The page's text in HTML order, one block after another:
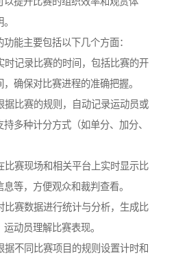
能主要包括以下几个方面：
记录比赛的时间，包括比赛的开
确保对比赛进程的准确把握。
比赛的规则，自动记录运动员或
多种计分方式（如单分、加分、
赛现场和相关平台上实时显示比
等，方便观众和裁判查看。
赛数据进行统计与分析，生成比
动员理解比赛表现。
不同比赛项目的规则设置计时和